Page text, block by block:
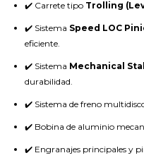
✔️ Carrete tipo Trolling
✔️ Sistema Speed LOC
eficiente.
✔️ Sistema Mechanical
durabilidad.
✔️ Sistema de freno
✔️ Bobina de aluminio
✔️ Engranajes principales y